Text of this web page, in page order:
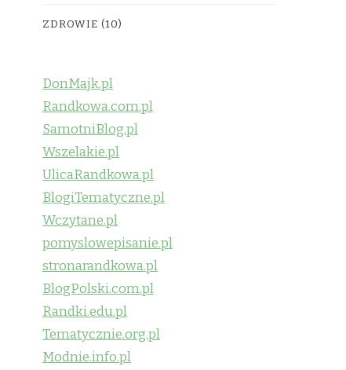
ZDROWIE (10)
DonMajk.pl
Randkowa.com.pl
SamotniBlog.pl
Wszelakie.pl
UlicaRandkowa.pl
BlogiTematyczne.pl
Wczytane.pl
pomyslowepisanie.pl
stronarandkowa.pl
BlogPolski.com.pl
Randki.edu.pl
Tematycznie.org.pl
Modnie.info.pl